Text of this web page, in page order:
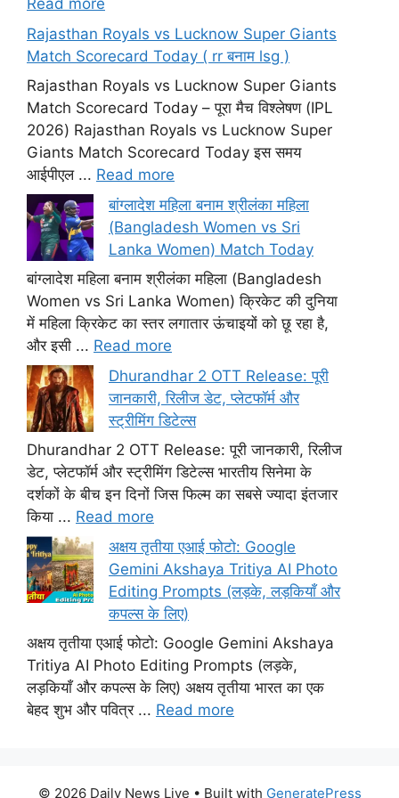
Read more
Rajasthan Royals vs Lucknow Super Giants
Match Scorecard Today ( rr बनाम lsg )
Rajasthan Royals vs Lucknow Super Giants
Match Scorecard Today – पूरा मैच विश्लेषण (IPL
2026) Rajasthan Royals vs Lucknow Super
Giants Match Scorecard Today इस समय
आईपीएल ... Read more
बांग्लादेश महिला बनाम श्रीलंका महिला
(Bangladesh Women vs Sri
Lanka Women) Match Today
बांग्लादेश महिला बनाम श्रीलंका महिला (Bangladesh
Women vs Sri Lanka Women) क्रिकेट की दुनिया
में महिला क्रिकेट का स्तर लगातार ऊंचाइयों को छू रहा है,
और इसी ... Read more
Dhurandhar 2 OTT Release: पूरी
जानकारी, रिलीज डेट, प्लेटफॉर्म और
स्ट्रीमिंग डिटेल्स
Dhurandhar 2 OTT Release: पूरी जानकारी, रिलीज
डेट, प्लेटफॉर्म और स्ट्रीमिंग डिटेल्स भारतीय सिनेमा के
दर्शकों के बीच इन दिनों जिस फिल्म का सबसे ज्यादा इंतजार
किया ... Read more
अक्षय तृतीया एआई फोटो: Google
Gemini Akshaya Tritiya AI Photo
Editing Prompts (लड़के, लड़कियाँ और
कपल्स के लिए)
अक्षय तृतीया एआई फोटो: Google Gemini Akshaya
Tritiya AI Photo Editing Prompts (लड़के,
लड़कियाँ और कपल्स के लिए) अक्षय तृतीया भारत का एक
बेहद शुभ और पवित्र ... Read more
© 2026 Daily News Live • Built with GeneratePress